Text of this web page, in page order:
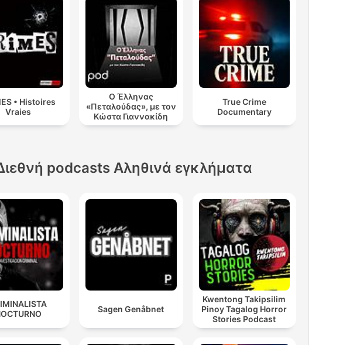
• Histoires
Vraies
Ο Έλληνας
«Πεταλούδας», με τον
Κώστα Γιαννακίδη
True Crime
Documentary
podcasts Αληθινά εγκλήματα
Sagen Genåbnet
Kwentong Takipsilim
Pinoy Tagalog Horror
Stories Podcast